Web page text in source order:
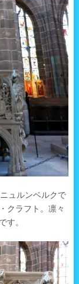
ュルンベルクで
クラフト。凛々
す。